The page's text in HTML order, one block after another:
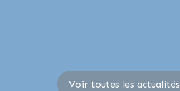
Voir toutes les actualités